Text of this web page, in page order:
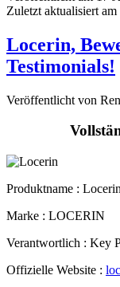
Locerin,
Testimonials!
Veröffentlicht von
Produktname :
Marke : LOCERIN
Verantwortlich : Key
Offizielle Website :
Sprache : Deutsch